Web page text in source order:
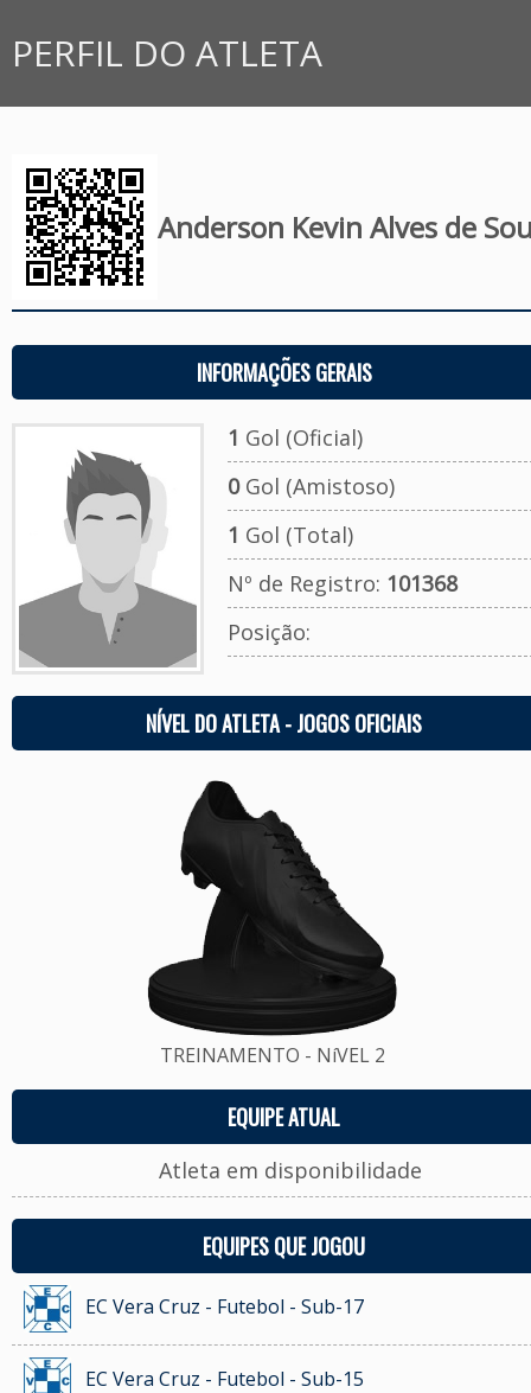
PERFIL DO ATLETA
Anderson Kevin Alves de
INFORMAÇÕES GERAIS
1 Gol (Oficial)
0Gol (Amistoso)
1 Gol (Total)
Nº de Registro: 101368
Posição:
NÍVEL DO ATLETA - JOGOS OFICIAIS
TREINAMENTO - NíVEL 2
EQUIPE ATUAL
Atleta em disponibilidade
EQUIPES QUE JOGOU
EC Vera Cruz - Futebol - Sub-17
EC Vera Cruz - Futebol - Sub-15